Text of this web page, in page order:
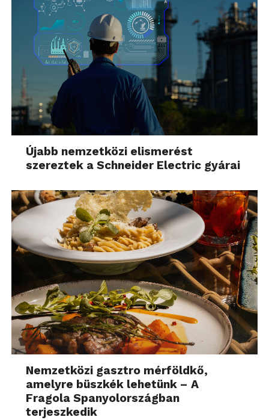
Újabb nemzetközi elismerést
szereztek a Schneider Electric gyárai
Nemzetközi gasztro mérföldkő,
amelyre büszkék lehetünk – A
Fragola Spanyolországban
terjeszkedik